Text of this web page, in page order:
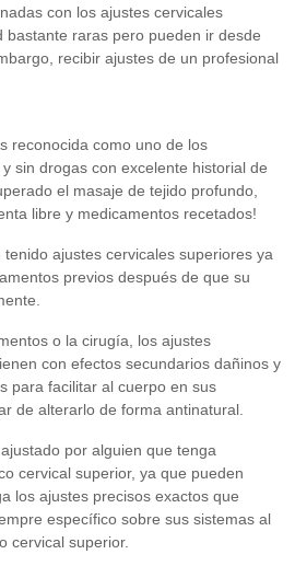
con los ajustes cervicales
bastante raras pero pueden ir desde
recibir ajustes de un profesional
reconocida como uno de los
sin drogas con excelente historial de
el masaje de tejido profundo,
libre y medicamentos recetados!
ajustes cervicales superiores ya
previos después de que su
o la cirugía, los ajustes
con efectos secundarios dañinos y
para facilitar al cuerpo en sus
de alterarlo de forma antinatural.
por alguien que tenga
cervical superior, ya que pueden
los ajustes precisos exactos que
específico sobre sus sistemas al
cervical superior.